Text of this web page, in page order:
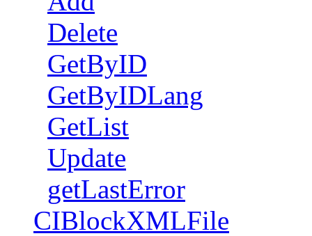
Delete
GetByID
GetByIDLang
GetList
Update
getLastError
CIBlockXMLFile